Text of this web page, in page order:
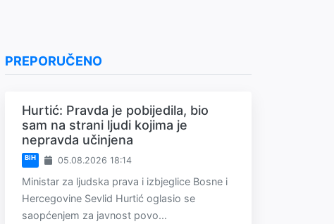
PREPORUČENO
Hurtić: Pravda je pobijedila, bio
sam na strani ljudi kojima je
nepravda učinjena
BiH 05.08.2026 18:14
Ministar za ljudska prava i izbjeglice Bosne i
Hercegovine Sevlid Hurtić oglasio se
saopćenjem za javnost povo...